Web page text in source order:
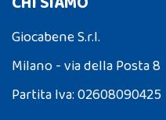
Giocabene S.r.l.
Milano - via della Posta 8
Partita Iva: 02608090425